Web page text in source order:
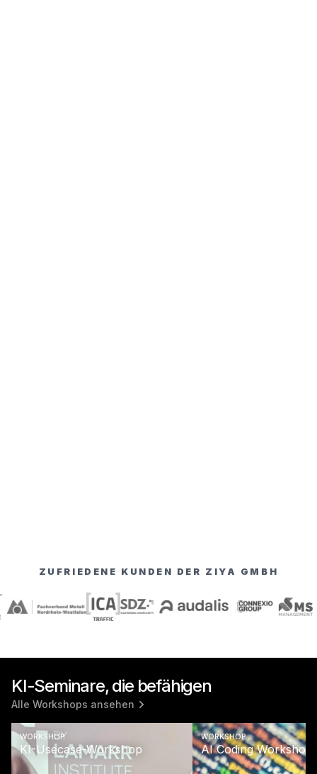
ZUFRIEDENE KUNDEN DER ZIYA GMBH
KI-Seminare, die befähigen
Alle Workshops ansehen
WORKSHOP
KI-Usecase-Workshop
WORKSHOP
AI Coding Workshop